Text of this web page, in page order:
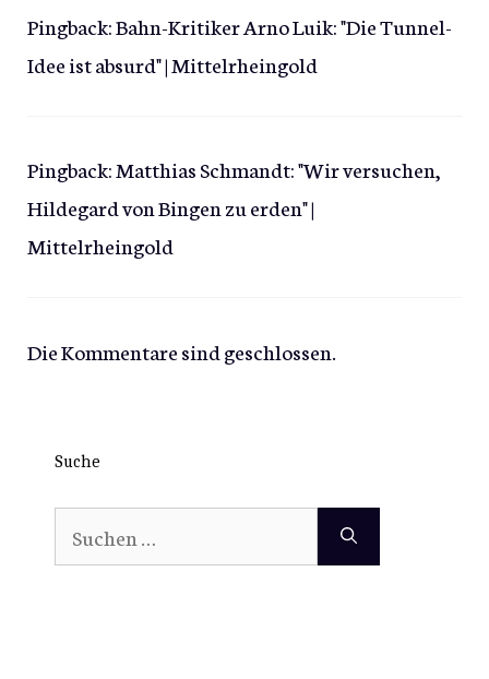
Pingback:Bahn-Kritiker Arno Luik: "Die Tunnel-
Idee ist absurd" | Mittelrheingold
Pingback:Matthias Schmandt: "Wir versuchen,
Hildegard von Bingen zu erden" |
Mittelrheingold
Die Kommentare sind geschlossen.
Suche
Suchen
nach: